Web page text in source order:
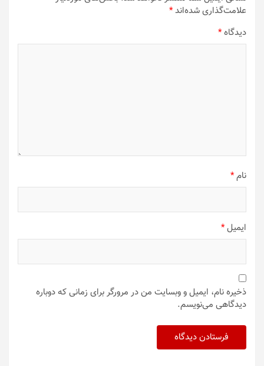
علامت‌گذاری شده‌اند*
دیدگاه*
نام*
ایمیل*
ذخیره نام، ایمیل و وبسایت من در مرورگر برای زمانی که دوباره
دیدگاهی می‌نویسم.